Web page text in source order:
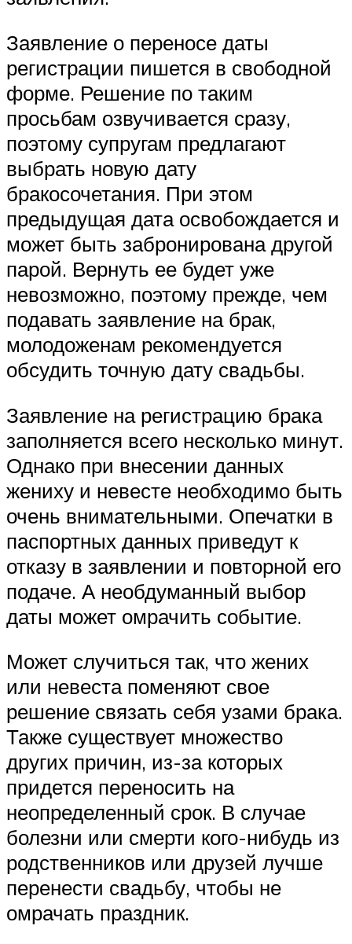
Заявление о переносе даты
регистрации пишется в свободной
форме. Решение по таким
просьбам озвучивается сразу,
поэтому супругам предлагают
выбрать новую дату
бракосочетания. При этом
предыдущая дата освобождается и
может быть забронирована другой
парой. Вернуть ее будет уже
невозможно, поэтому прежде, чем
подавать заявление на брак,
молодоженам рекомендуется
обсудить точную дату свадьбы.
Заявление на регистрацию брака
заполняется всего несколько минут.
Однако при внесении данных
жениху и невесте необходимо быть
очень внимательными. Опечатки в
паспортных данных приведут к
отказу в заявлении и повторной его
подаче. А необдуманный выбор
даты может омрачить событие.
Может случиться так, что жених
или невеста поменяют свое
решение связать себя узами брака.
Также существует множество
других причин, из-за которых
придется переносить на
неопределенный срок. В случае
болезни или смерти кого-нибудь из
родственников или друзей лучше
перенести свадьбу, чтобы не
омрачать праздник.